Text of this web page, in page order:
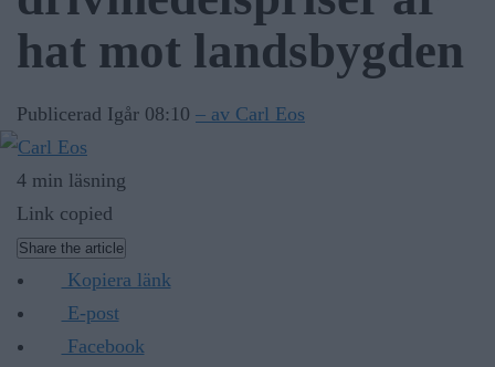
hat mot landsbygden
Publicerad Igår 08:10 – av Carl Eos
4 min läsning
Link copied
Share the article
Kopiera länk
E-post
Facebook